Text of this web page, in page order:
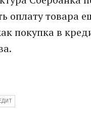
оплату товара
покупка в